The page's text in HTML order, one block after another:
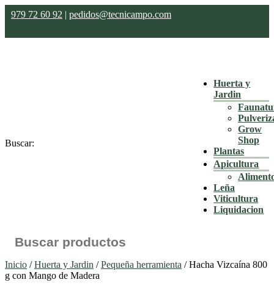
979 72 60 92 | pedidos@tecnicampo.com
Huerta y
Jardin
Grow
Shop
Plantas
Apicultura
Leña
Viticultura
Liquidacion
Buscar:
Inicio /Huerta y Jardin /Pequeña herramienta / Hacha Vizcaína 800
g con Mango de Madera